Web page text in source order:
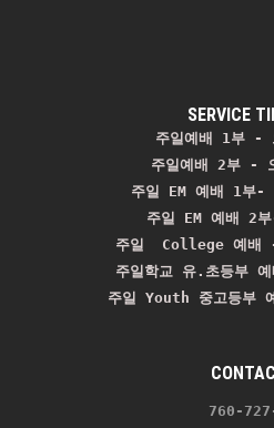
SERVICE
주일예배 1부 -
주일예배 2부 -
주일 EM 예배 1부-
주일 EM 예배 2
주일  College 예배
주일학교 유.초등부
주일 Youth 중고등부
760-727-